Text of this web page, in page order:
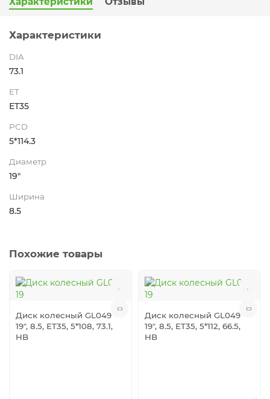
Характеристики
DIA
73.1
ET
ET35
PCD
5*114.3
Диаметр
19"
Ширина
8.5
Похожие товары
Диск колесный GL049
19", 8.5, ET35, 5*108, 73.1,
HB
Диск колесный GL049
19", 8.5, ET35, 5*112, 66.5,
HB